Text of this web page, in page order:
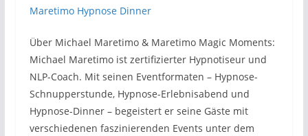
Maretimo Hypnose Dinner
Über Michael Maretimo & Maretimo Magic Moments:
Michael Maretimo ist zertifizierter Hypnotiseur und
NLP-Coach. Mit seinen Eventformaten – Hypnose-
Schnupperstunde, Hypnose-Erlebnisabend und
Hypnose-Dinner – begeistert er seine Gäste mit
verschiedenen faszinierenden Events unter dem